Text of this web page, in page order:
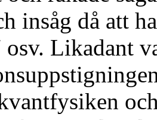
insåg då att
osv. Likadant